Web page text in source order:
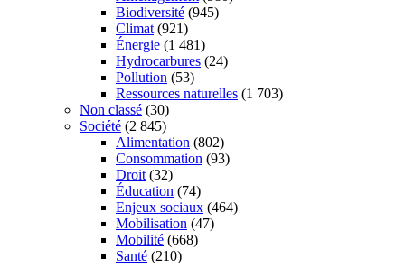
Biodiversité (945)
Climat (921)
Énergie (1 481)
Hydrocarbures (24)
Pollution (53)
Ressources naturelles (1 703)
Non classé (30)
Société (2 845)
Alimentation (802)
Consommation (93)
Droit (32)
Éducation (74)
Enjeux sociaux (464)
Mobilisation (47)
Mobilité (668)
Santé (210)